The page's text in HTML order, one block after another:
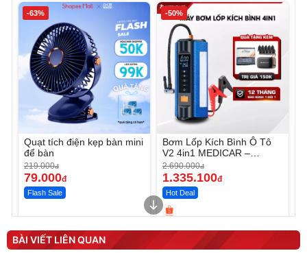
-63%
Quạt tích điện kẹp bàn mini
để bàn
219.000đ
79.000đ
Flash Sale
-50%
Bơm Lốp Kích Bình Ô Tô
V2 4in1 MEDICAR –
12.000mAh
2.690.000đ
1.335.100đ
Hot Deal
Máy ép chậm trái cây
Elmich JEE 1855OL
Máy rửa xe cầm tay xịt rửa
cao áp có tạo bọt tuyết
BÀI VIẾT LIÊN QUAN